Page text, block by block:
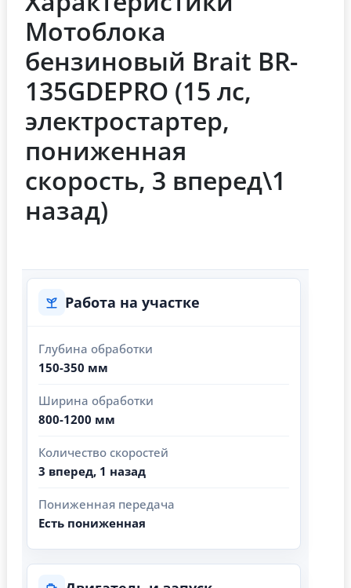
Мотоблока
бензиновый Brait BR-
135GDEPRO (15 лс,
электростартер,
пониженная
скорость, 3 вперед\1
назад)
Работа на участке
Глубина обработки
150-350 мм
Ширина обработки
800-1200 мм
Количество скоростей
3 вперед, 1 назад
Пониженная передача
Есть пониженная